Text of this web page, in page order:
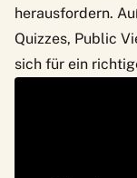
herausfordern.
Quizzes, Public
sich für ein